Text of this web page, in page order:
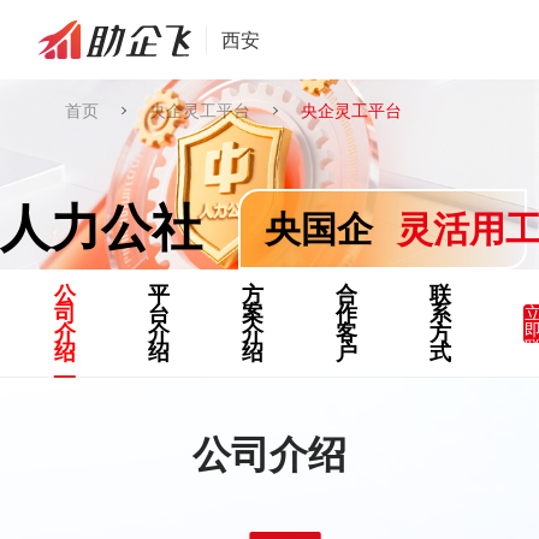
西安
首页 央企灵工平台 央企灵工平台
人力公社 央国企 灵活用
公
司
介
绍
平
台
介
绍
方
案
介
绍
合
作
客
户
联
系
方
式
公司介绍